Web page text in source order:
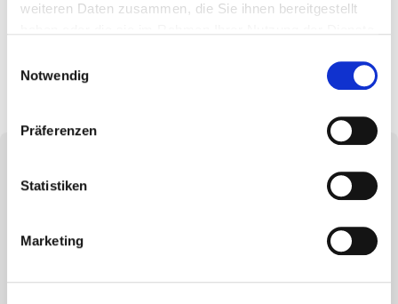
weiteren Daten zusammen, die Sie ihnen bereitgestellt
Notwendig
Präferenzen
Statistiken
Marketing
*Die aufgeführten Benefits können bei unterschiedlichen
Haben wir Ihr Interesse geweckt?
Dann freuen wir uns auf Ihre aussagekräftigen